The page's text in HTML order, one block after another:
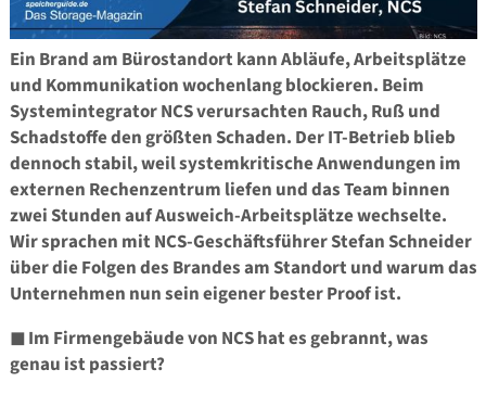
Ein Brand am Bürostandort kann Abläufe, Arbeitsplätze
und Kommunikation wochenlang blockieren. Beim
Systemintegrator NCS verursachten Rauch, Ruß und
Schadstoffe den größten Schaden. Der IT-Betrieb blieb
dennoch stabil, weil systemkritische Anwendungen im
externen Rechenzentrum liefen und das Team binnen
zwei Stunden auf Ausweich-Arbeitsplätze wechselte.
Wir sprachen mit NCS-Geschäftsführer Stefan Schneider
über die Folgen des Brandes am Standort und warum das
Unternehmen nun sein eigener bester Proof ist.
◼Im Firmengebäude von NCS hat es gebrannt, was
genau ist passiert?